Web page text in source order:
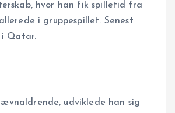
hvor han fik spilletid fra
i gruppespillet. Senest
i Qatar.
udviklede han sig